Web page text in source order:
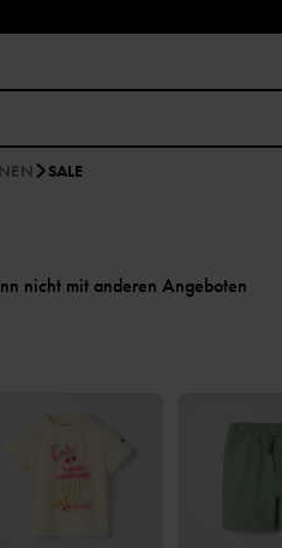
SALE
nicht mit anderen Angeboten